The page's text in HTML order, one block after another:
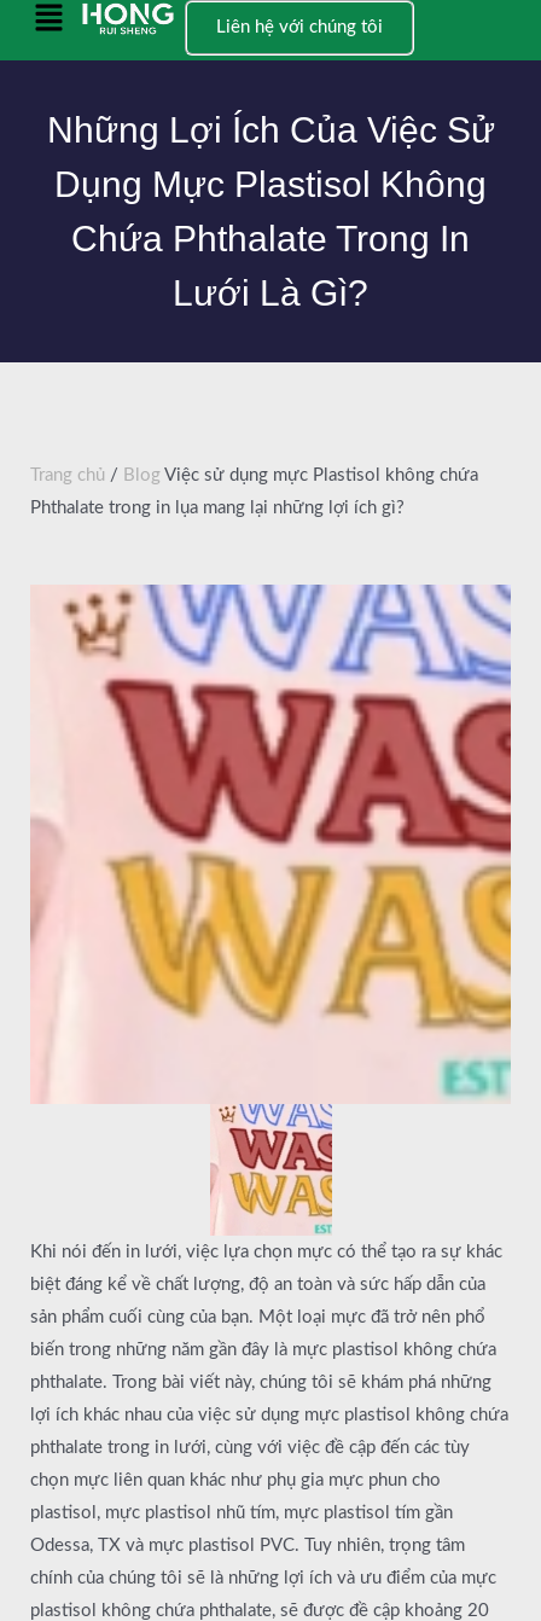
Menu
Liên hệ với chúng tôi
Những Lợi Ích Của Việc Sử
Dụng Mực Plastisol Không
Chứa Phthalate Trong In
Lưới Là Gì?
Trang chủ / Blog Việc sử dụng mực Plastisol không chứa
Phthalate trong in lụa mang lại những lợi ích gì?
Khi nói đến in lưới, việc lựa chọn mực có thể tạo ra sự khác
biệt đáng kể về chất lượng, độ an toàn và sức hấp dẫn của
sản phẩm cuối cùng của bạn. Một loại mực đã trở nên phổ
biến trong những năm gần đây là mực plastisol không chứa
phthalate. Trong bài viết này, chúng tôi sẽ khám phá những
lợi ích khác nhau của việc sử dụng mực plastisol không chứa
phthalate trong in lưới, cùng với việc đề cập đến các tùy
chọn mực liên quan khác như phụ gia mực phun cho
plastisol, mực plastisol nhũ tím, mực plastisol tím gần
Odessa, TX và mực plastisol PVC. Tuy nhiên, trọng tâm
chính của chúng tôi sẽ là những lợi ích và ưu điểm của mực
plastisol không chứa phthalate, sẽ được đề cập khoảng 20